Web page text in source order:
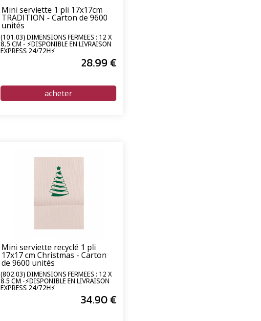
Mini serviette 1 pli 17x17cm
TRADITION - Carton de 9600
unités
(101.03) DIMENSIONS FERMÉES : 12 X
8,5 CM - ⚡DISPONIBLE EN LIVRAISON
EXPRESS 24/72H⚡
28.99 €
Mini serviette recyclé 1 pli
17x17 cm Christmas - Carton
de 9600 unités
(802.03) DIMENSIONS FERMÉES : 12 X
8.5 CM -⚡DISPONIBLE EN LIVRAISON
EXPRESS 24/72H⚡
34.90€